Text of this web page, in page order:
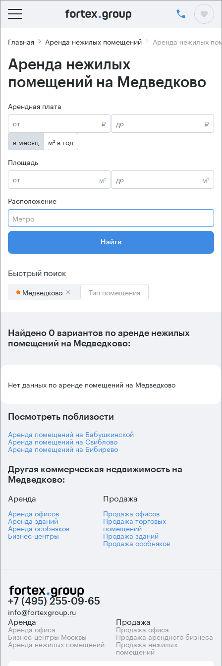
Главная Аренда нежилых помещений Аренда нежилых
Аренда нежилых
помещений на Медведково
Арендная плата
₽
₽
в месяц
м² в год
Площадь
м²
м²
Расположение
Метро
Найти
Быстрый поиск
Медведково Тип помещения
Найдено 0 вариантов по аренде нежилых
помещений на Медведково:
Нет данных по аренде помещений на Медведково
Посмотреть поблизости
Аренда помещений на Бабушкинской
Аренда помещений на Свиблово
Аренда помещений на Бибирево
Другая коммерческая недвижимость на
Медведково:
Аренда
Аренда офисов
Аренда зданий
Аренда особняков
Бизнес-центры
Продажа
Продажа офисов
Продажа торговых
помещений
Продажа зданий
Продажа особняков
+7 (495) 255-09-65
info@fortexgroup.ru
Аренда
Аренда офиса
Бизнес-центры Москвы
Аренда нежилых помещений
Продажа
Продажа офиса
Продажа арендного бизнеса
Продажа нежилых
помещений